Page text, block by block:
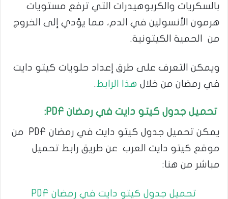
بالسكريات والكربوهيدرات التي ترفع مستويات
هرمون الأنسولين في الدم، مما يؤدي إلى الخروج
من الحمية الكيتونية.
ويمكن التعرف على طرق إعداد حلويات كيتو دايت
في رمضان من خلال هذا الرابط.
تحميل جدول كيتو دايت في رمضان PDF
:
يمكن تحميل جدول كيتو دايت في رمضان PDF من
موقع كيتو دايت العرب عن طريق رابط تحميل
مباشر من هنا:
تحميل جدول كيتو دايت في رمضان PDF